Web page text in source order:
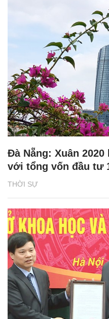
THỜI SỰ
Đà Nẵng: Xuân
với tổng vốn đầu tư